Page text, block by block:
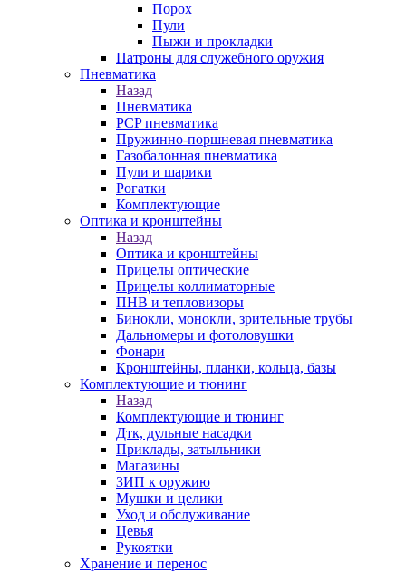
Порох
Пули
Пыжи и прокладки
Патроны для служебного оружия
Пневматика
Назад
Пневматика
PCP пневматика
Пружинно-поршневая пневматика
Газобалонная пневматика
Пули и шарики
Рогатки
Комплектующие
Оптика и кронштейны
Назад
Оптика и кронштейны
Прицелы оптические
Прицелы коллиматорные
ПНВ и тепловизоры
Бинокли, монокли, зрительные трубы
Дальномеры и фотоловушки
Фонари
Кронштейны, планки, кольца, базы
Комплектующие и тюнинг
Назад
Комплектующие и тюнинг
Дтк, дульные насадки
Приклады, затыльники
Магазины
ЗИП к оружию
Мушки и целики
Уход и обслуживание
Цевья
Рукоятки
Хранение и перенос